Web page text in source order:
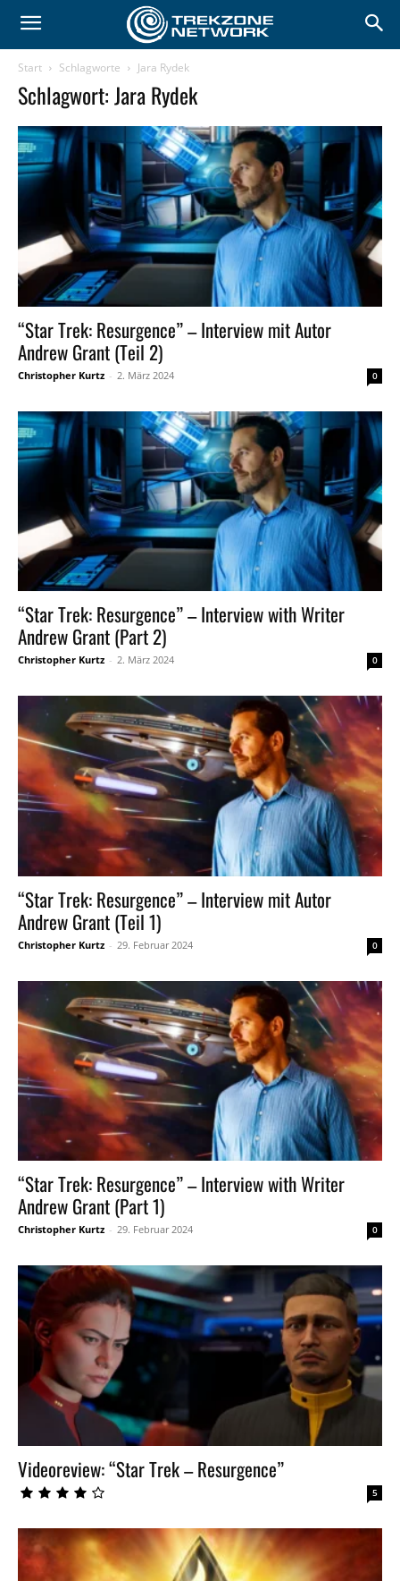
Start Schlagworte Jara Rydek
Schlagwort: Jara Rydek
“Star Trek: Resurgence” – Interview mit Autor
Andrew Grant (Teil 2)
Christopher Kurtz - 2. März 2024 0
“Star Trek: Resurgence” – Interview with Writer
Andrew Grant (Part 2)
Christopher Kurtz - 2. März 2024 0
“Star Trek: Resurgence” – Interview mit Autor
Andrew Grant (Teil 1)
Christopher Kurtz - 29. Februar 2024 0
“Star Trek: Resurgence” – Interview with Writer
Andrew Grant (Part 1)
Christopher Kurtz - 29. Februar 2024 0
Videoreview: “Star Trek – Resurgence”
5